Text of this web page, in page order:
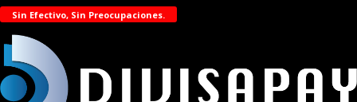
Sin Efectivo, Sin Preocupaciones.